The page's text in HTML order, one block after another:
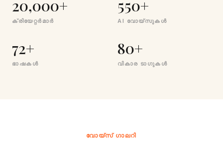
20,000+
ക്രിയേറ്റർമാർ
550+
AI വോയ്‌സുകൾ
72+
ഭാഷകൾ
80+
വികാര ടാഗുകൾ
വോയ്‌സ് ഗാലറി